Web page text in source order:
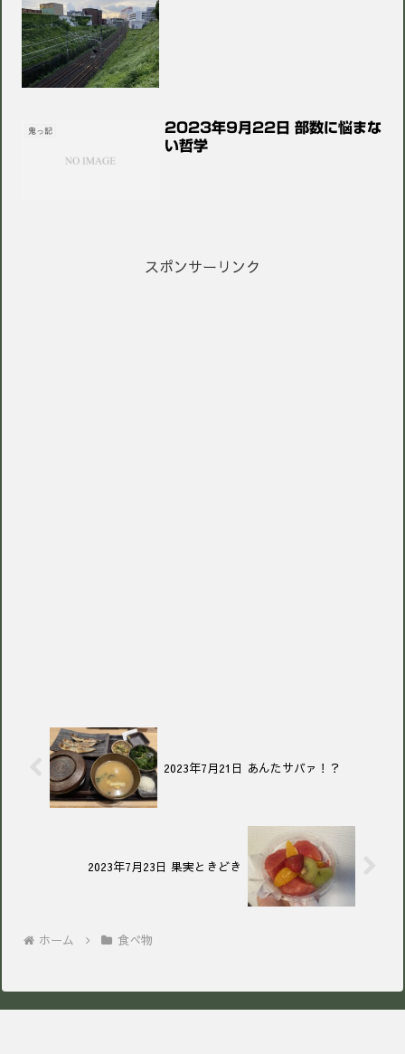
鬼っ記
2023年9月22日 部数に悩まな
い哲学
スポンサーリンク
2023年7月21日 あんたサバァ！？
2023年7月23日 果実ときどき
ホーム 食べ物